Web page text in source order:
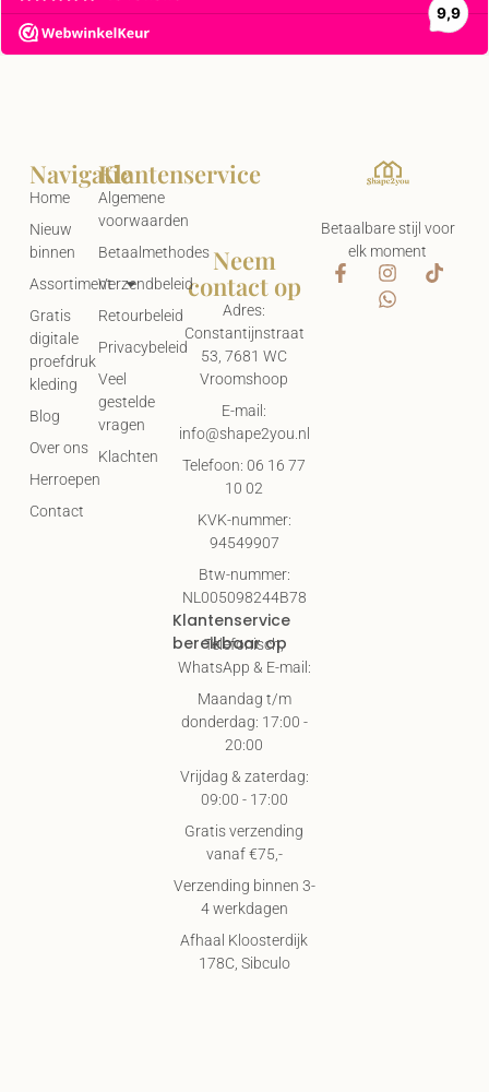
Betaalbare stijl voor
elk moment
Klantenservice
Algemene
voorwaarden
Betaalmethodes
Verzendbeleid
Retourbeleid
Privacybeleid
Veel
gestelde
vragen
Klachten
Navigatie
Home
Nieuw
binnen
Assortiment
Gratis
digitale
proefdruk
kleding
Blog
Over ons
Herroepen
Contact
Neem
contact op
Adres:
Constantijnstraat
53, 7681 WC
Vroomshoop
E-mail:
info@shape2you.nl
Telefoon: 06 16 77
10 02
KVK-nummer:
94549907
Btw-nummer:
NL005098244B78
Klantenservice
bereikbaar op
Telefonisch,
WhatsApp & E-mail:
Maandag t/m
donderdag: 17:00 -
20:00
Vrijdag & zaterdag:
09:00 - 17:00
Gratis verzending
vanaf €75,-
Verzending binnen 3-
4 werkdagen
Afhaal Kloosterdijk
178C, Sibculo